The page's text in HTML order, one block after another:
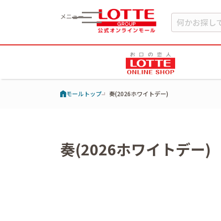
メニュー
モールトップ 奏(2026ホワイトデー)
奏(2026ホワイトデー)